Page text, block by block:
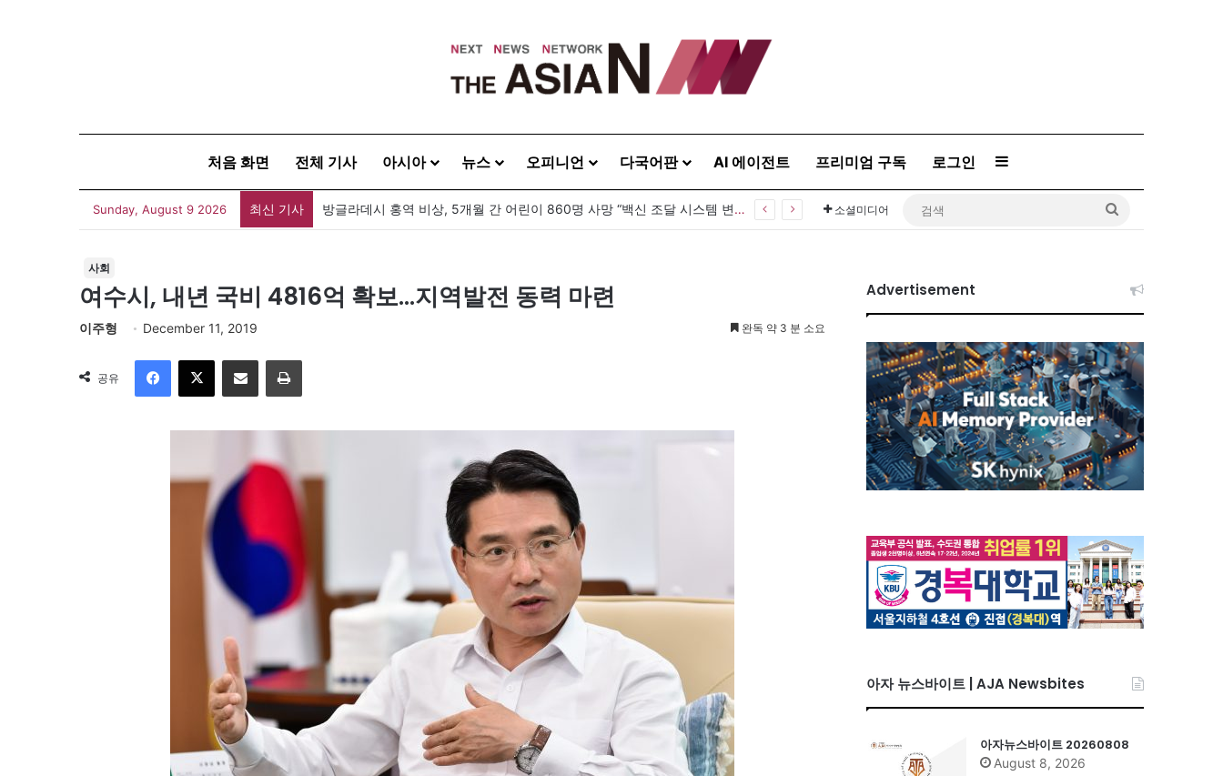
처음 화면 전체 기사 아시아 뉴스 오피니언 다국어판 AI 에이전트 프리미엄 구독 로그인 Sidebar
Sunday, August 9 2026 최신 기사 방글라데시 홍역 비상, 5개월 간 어린이 860명 사망 “백신 조달 시스템 변경이 화근” 소셜미디어
사회
여수시, 내년 국비 4816억 확보…지역발전 동력 마련
이주형 December 11, 2019 완독 약 3 분 소요
공유
이메일
Advertisement
아자 뉴스바이트 | AJA Newsbites
아자뉴스바이트 20260808
August 8, 2026